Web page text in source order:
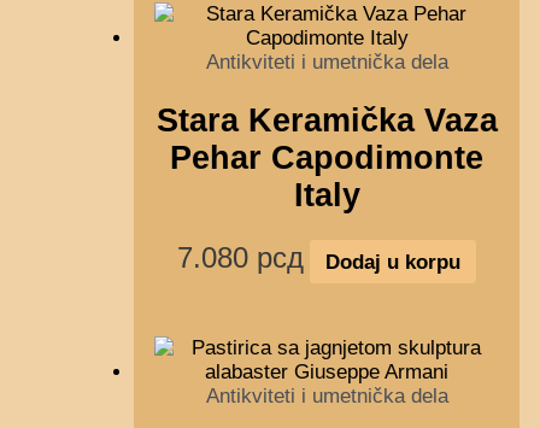
Antikviteti i umetnička dela
Stara Keramička Vaza
Pehar Capodimonte
Italy
7.080 рсд Dodaj u korpu
Antikviteti i umetnička dela